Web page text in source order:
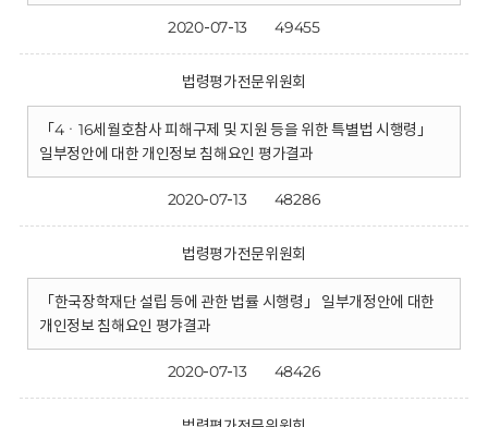
2020-07-13 49455
법령평가전문위원회
「4ㆍ16세월호참사 피해구제 및 지원 등을 위한 특별법 시행령」
일부정안에 대한 개인정보 침해요인 평가결과
2020-07-13 48286
법령평가전문위원회
「한국장학재단 설립 등에 관한 법률 시행령」 일부개정안에 대한
개인정보 침해요인 평갸결과
2020-07-13 48426